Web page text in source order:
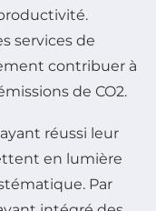
services de
contribuer à
de CO2.
réussi leur
en lumière
Par